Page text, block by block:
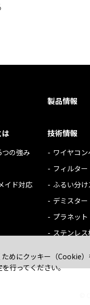
めにクッキー（Cookie）
行ってください。
の強み
イド対応
製品情報
技術情報
ワイヤコ
フィルター
ふるい分け
デミスター
プラネッ
ステンレ